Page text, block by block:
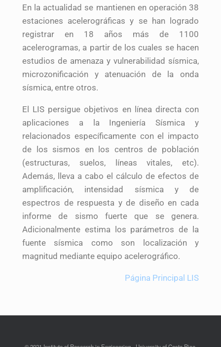
En la actualidad se mantienen en operación 38
estaciones acelerográficas y se han logrado
registrar en 18 años más de 1100
acelerogramas, a partir de los cuales se hacen
estudios de amenaza y vulnerabilidad sísmica,
microzonificación y atenuación de la onda
sísmica, entre otros.
El LIS persigue objetivos en línea directa con
aplicaciones a la Ingeniería Sísmica y
relacionados específicamente con el impacto
de los sismos en los centros de población
(estructuras, suelos, líneas vitales, etc).
Además, lleva a cabo el cálculo de efectos de
amplificación, intensidad sísmica y de
espectros de respuesta y de diseño en cada
informe de sismo fuerte que se genera.
Adicionalmente estima los parámetros de la
fuente sísmica como son localización y
magnitud mediante equipo acelerográfico.
Página Principal LIS